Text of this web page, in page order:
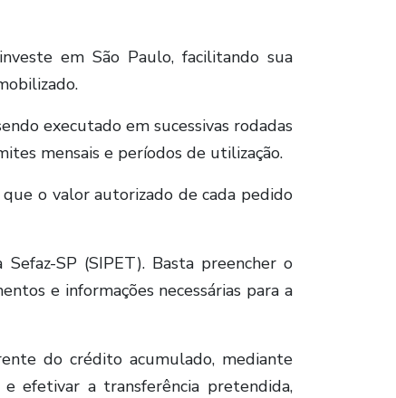
em São Paulo, facilitando sua
executado em sucessivas rodadas
mensais e períodos de utilização.
o valor autorizado de cada pedido
SP (SIPET). Basta preencher o
e informações necessárias para a
do crédito acumulado, mediante
efetivar a transferência pretendida,